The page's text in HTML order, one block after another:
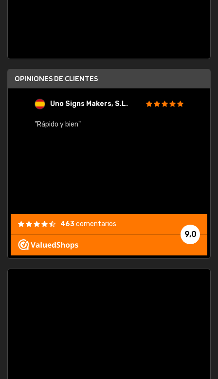
OPINIONES DE CLIENTES
Uno Signs Makers, S.L.
"Rápido y bien"
9,0
463comentarios